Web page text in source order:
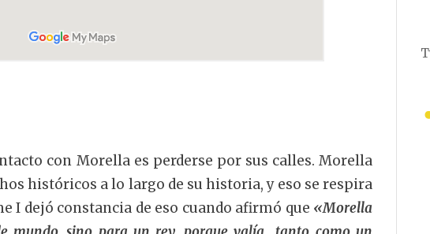
con Morella es perderse por sus calles. Morella
históricos a lo largo de su historia, y eso se respira
I dejó constancia de eso cuando afirmó que «Morella